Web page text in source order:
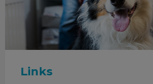
Links